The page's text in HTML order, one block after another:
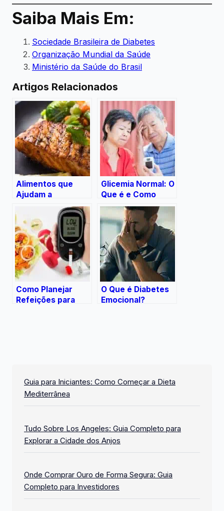
Saiba Mais Em:
Sociedade Brasileira de Diabetes
Organização Mundial da Saúde
Ministério da Saúde do Brasil
Artigos Relacionados
Alimentos que
Ajudam a
Diabetes
Glicemia Normal: O
Que é e Como
Manter os Níveis
Saudáveis?
Como Planejar
Refeições para
O Que é Diabetes
Emocional?
Guia para Iniciantes: Como Começar a Dieta
Mediterrânea
Tudo Sobre Los Angeles: Guia Completo para
Explorar a Cidade dos Anjos
Onde Comprar Ouro de Forma Segura: Guia
Completo para Investidores